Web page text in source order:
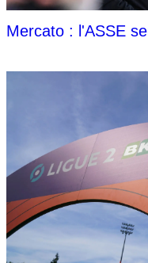
Mercato : l'ASSE